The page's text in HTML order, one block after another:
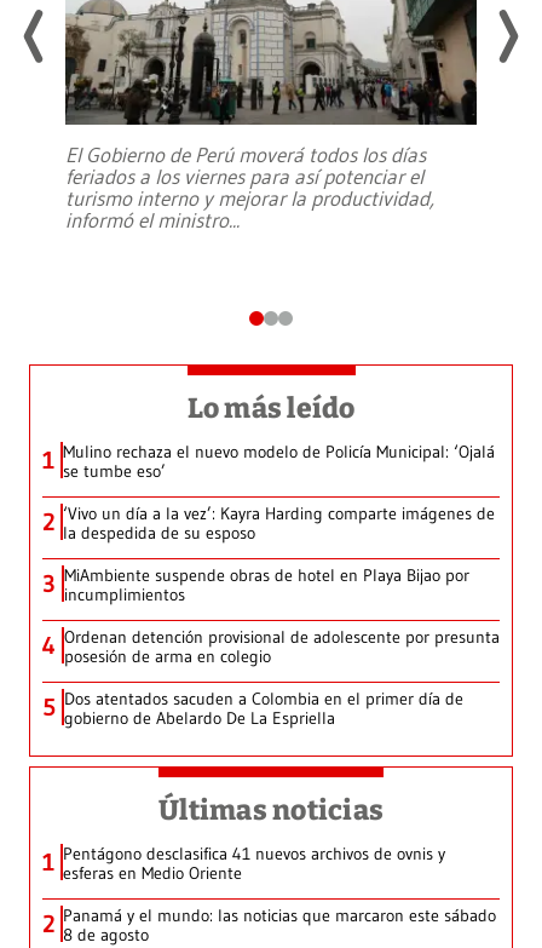
El Gobierno de Perú moverá todos los días
feriados a los viernes para así potenciar el
turismo interno y mejorar la productividad,
informó el ministro...
Lo más leído
1 Mulino rechaza el nuevo modelo de Policía Municipal: ‘Ojalá
se tumbe eso’
2 ‘Vivo un día a la vez’: Kayra Harding comparte imágenes de
la despedida de su esposo
3 MiAmbiente suspende obras de hotel en Playa Bijao por
incumplimientos
4 Ordenan detención provisional de adolescente por presunta
posesión de arma en colegio
5 Dos atentados sacuden a Colombia en el primer día de
gobierno de Abelardo De La Espriella
Últimas noticias
1 Pentágono desclasifica 41 nuevos archivos de ovnis y
esferas en Medio Oriente
2 Panamá y el mundo: las noticias que marcaron este sábado
8 de agosto